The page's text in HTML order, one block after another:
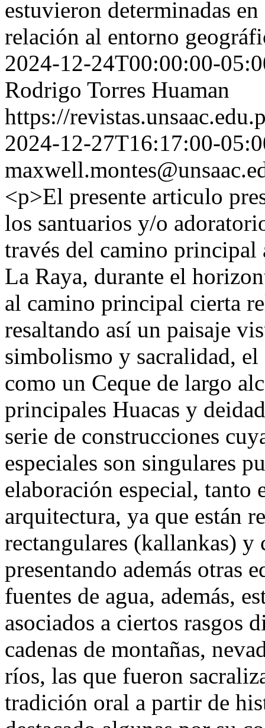
estuvieron determinadas
relación al entorno
2024-12-24T00:00:00-
Rodrigo Torres Huaman
https://
2024-12-27T16:17:00-
<p>El presente articulo
los santuarios y/o
través del camino
La Raya, durante el
al camino principal cierta
resaltando así un paisaje
simbolismo y sacralidad,
como un Ceque de largo
principales Huacas y
serie de construcciones
especiales son singulares
elaboración especial, tanto
arquitectura, ya que están
rectangulares (kallankas) y
presentando además otras
fuentes de agua, además,
asociados a ciertos rasgos
cadenas de montañas,
ríos, las que fueron
tradición oral a partir de